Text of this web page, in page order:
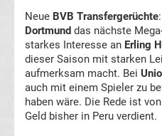
Conference
League
Premier
League
Neue BVB Transfergerüchte
Dortmund das nächste
starkes Interesse an Erling
dieser Saison mit starken
aufmerksam macht. Bei
auch mit einem Spieler zu
haben wäre. Die Rede ist von
Geld bisher in Peru verdient.